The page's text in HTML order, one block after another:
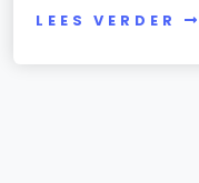
LEES VERDER